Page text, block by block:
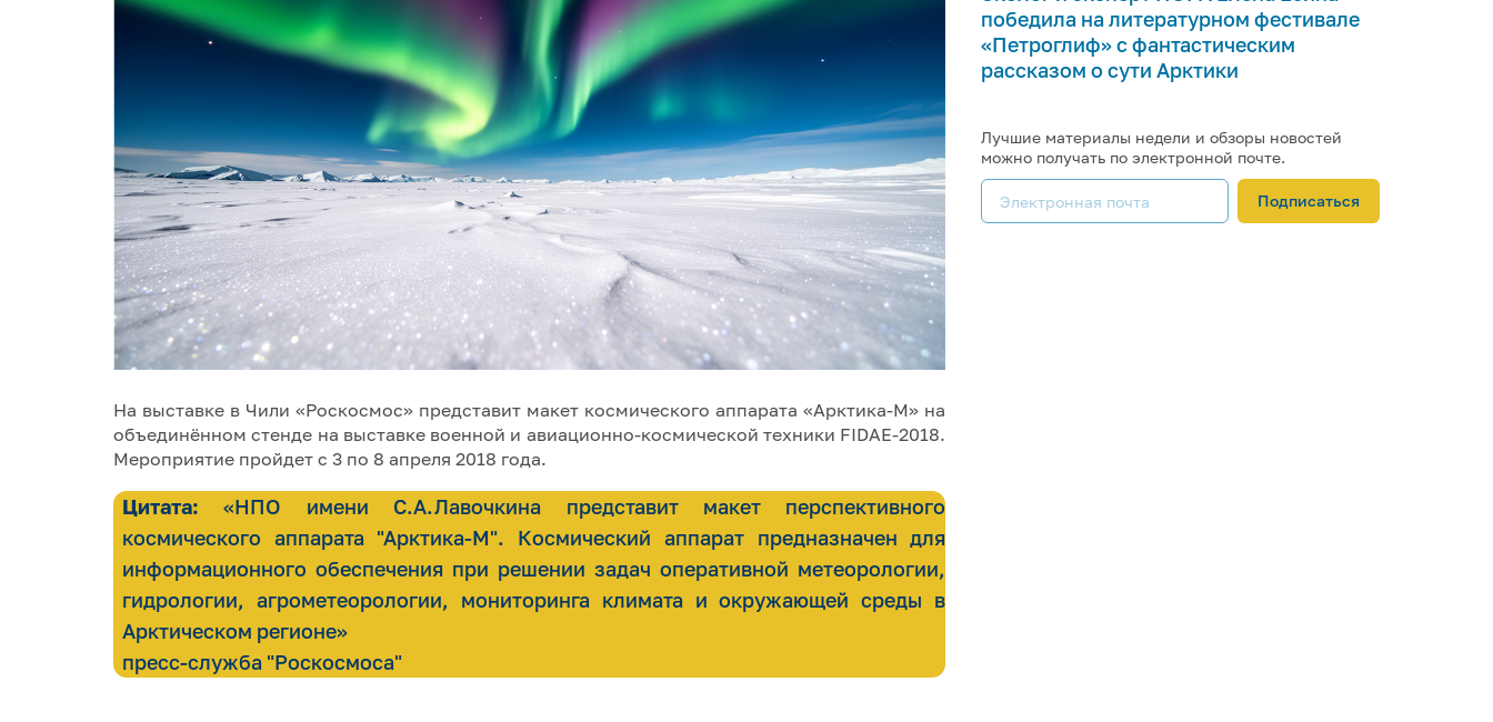
На выставке в Чили «Роскосмос» представит макет космического аппарата «Арктика-М» на
объединённом стенде на выставке военной и авиационно-космической техники FIDAE-2018.
Мероприятие пройдет с 3 по 8 апреля 2018 года.
Цитата: «НПО имени С.А.Лавочкина представит макет перспективного
космического аппарата "Арктика-М". Космический аппарат предназначен для
информационного обеспечения при решении задач оперативной метеорологии,
гидрологии, агрометеорологии, мониторинга климата и окружающей среды в
Арктическом регионе»
пресс-служба "Роскосмоса"
победила на литературном фестивале
«Петроглиф» с фантастическим
рассказом о сути Арктики
Лучшие материалы недели и обзоры новостей
можно получать по электронной почте.
Подписаться